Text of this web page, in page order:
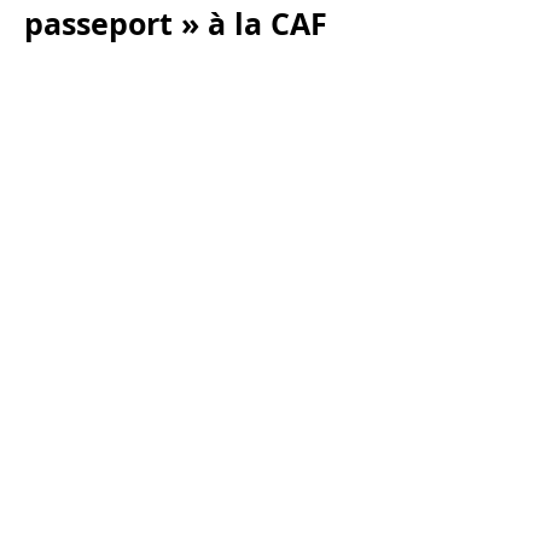
passeport » à la CAF